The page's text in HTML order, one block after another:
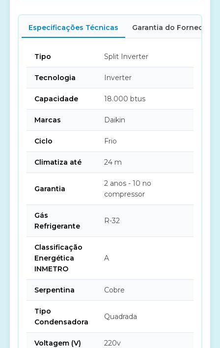
Especificações Técnicas Garantia do Fornecedor
Tipo Split Inverter
Tecnologia Inverter
Capacidade 18.000 btus
Marcas Daikin
Ciclo Frio
Climatiza até 24 m
Garantia
2 anos - 10 no
compressor
Gás
Refrigerante
R-32
Classificação
Energética
INMETRO
A
Serpentina Cobre
Tipo
Condensadora
Quadrada
Voltagem (V) 220v